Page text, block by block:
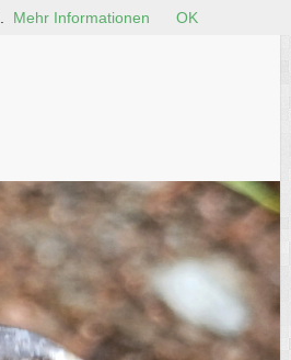
Mehr Informationen OK